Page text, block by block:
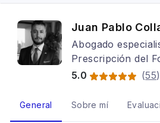
Juan Pablo
Abogado
Prescripción del
5.0
(55)
General Sobre mí